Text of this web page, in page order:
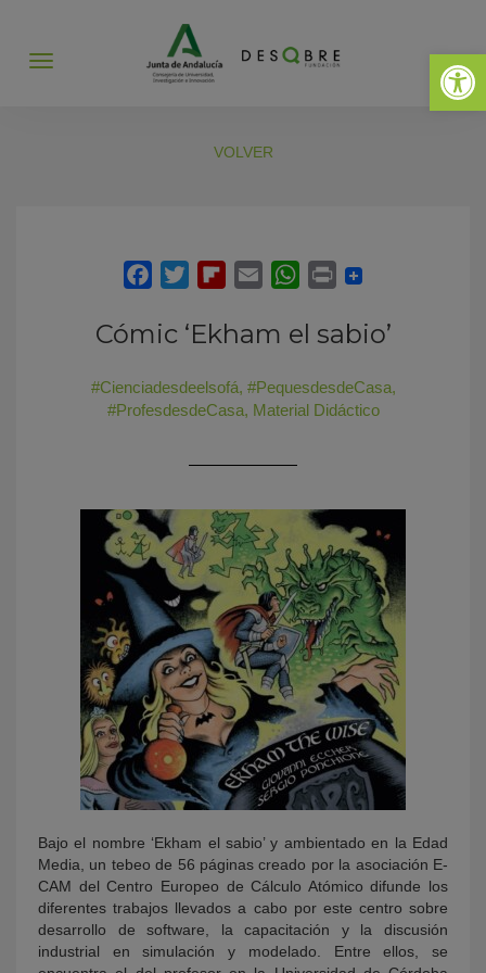
Abrir
Abrir
VOLVER
Cómic ‘Ekham el sabio’
#Cienciadesdeelsofá, #PequesdesdeCasa,
#ProfesdesdeCasa, Material Didáctico
Bajo el nombre ‘Ekham el sabio’ y ambientado en la Edad
Media, un tebeo de 56 páginas creado por la asociación E-
CAM del Centro Europeo de Cálculo Atómico difunde los
diferentes trabajos llevados a cabo por este centro sobre
desarrollo de software, la capacitación y la discusión
industrial en simulación y modelado. Entre ellos, se